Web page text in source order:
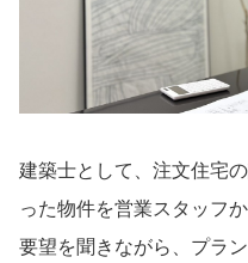
建築士として、注文住宅
った物件を営業スタッフ
要望を聞きながら、プラ